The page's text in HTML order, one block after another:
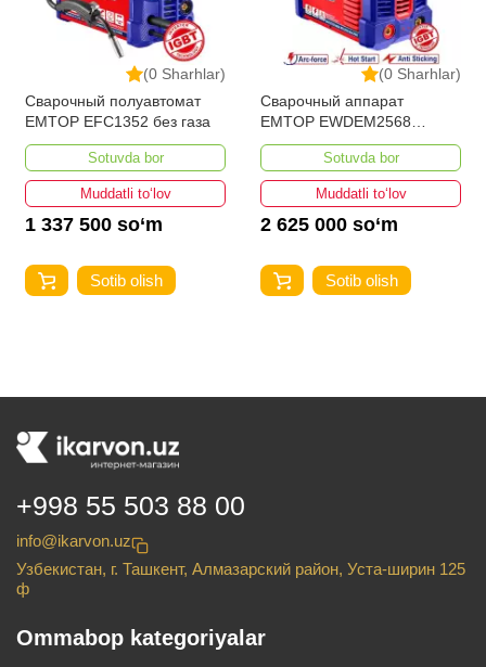
(0 Sharhlar)
Сварочный полуавтомат
EMTOP EFC1352 без газа
Sotuvda bor
Muddatli to‘lov
1 337 500 so‘m
Sotib olish
(0 Sharhlar)
Сварочный аппарат
EMTOP EWDEM2568
MMA/TIG Lift
Sotuvda bor
Muddatli to‘lov
2 625 000 so‘m
Sotib olish
+998 55 503 88 00
info@ikarvon.uz
Узбекистан, г. Ташкент, Алмазарский район, Уста-ширин 125
ф
Ommabop kategoriyalar